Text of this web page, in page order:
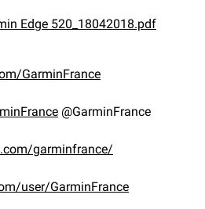
Edge 520_18042018.pdf
GarminFrance
@GarminFrance
garminfrance/
user/GarminFrance